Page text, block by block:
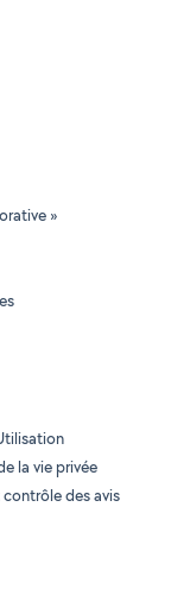
»
la vie privée
des avis